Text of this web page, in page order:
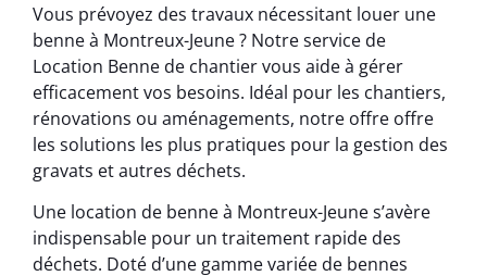
Vous prévoyez des travaux nécessitant louer une
benne à Montreux-Jeune ? Notre service de
Location Benne de chantier vous aide à gérer
efficacement vos besoins. Idéal pour les chantiers,
rénovations ou aménagements, notre offre offre
les solutions les plus pratiques pour la gestion des
gravats et autres déchets.
Une location de benne à Montreux-Jeune s’avère
indispensable pour un traitement rapide des
déchets. Doté d’une gamme variée de bennes